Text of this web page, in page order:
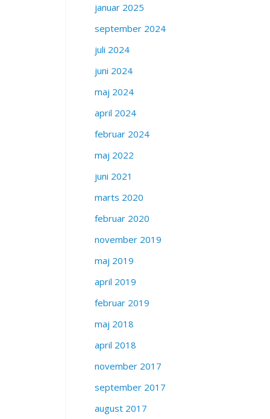
januar 2025
september 2024
juli 2024
juni 2024
maj 2024
april 2024
februar 2024
maj 2022
juni 2021
marts 2020
februar 2020
november 2019
maj 2019
april 2019
februar 2019
maj 2018
april 2018
november 2017
september 2017
august 2017